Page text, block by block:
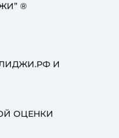
®
И
ОЦЕНКИ